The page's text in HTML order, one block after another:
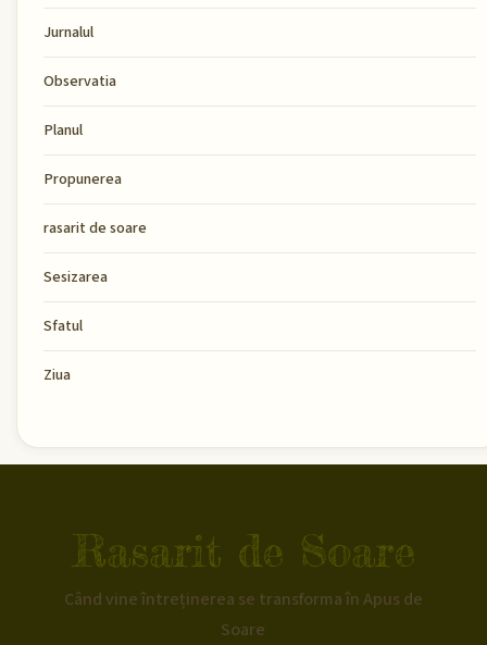
Jurnalul
Observatia
Planul
Propunerea
rasarit de soare
Sesizarea
Sfatul
Ziua
Rasarit de Soare
Când vine întreținerea se transforma în Apus de
Soare